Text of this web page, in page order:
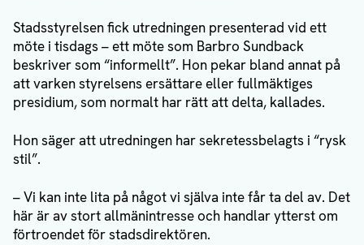
Stadsstyrelsen fick utredningen presenterad vid ett
möte i tisdags – ett möte som Barbro Sundback
beskriver som “informellt”. Hon pekar bland annat på
att varken styrelsens ersättare eller fullmäktiges
presidium, som normalt har rätt att delta, kallades.
Hon säger att utredningen har sekretessbelagts i “rysk
stil”.
– Vi kan inte lita på något vi själva inte får ta del av. Det
här är av stort allmänintresse och handlar ytterst om
förtroendet för stadsdirektören.